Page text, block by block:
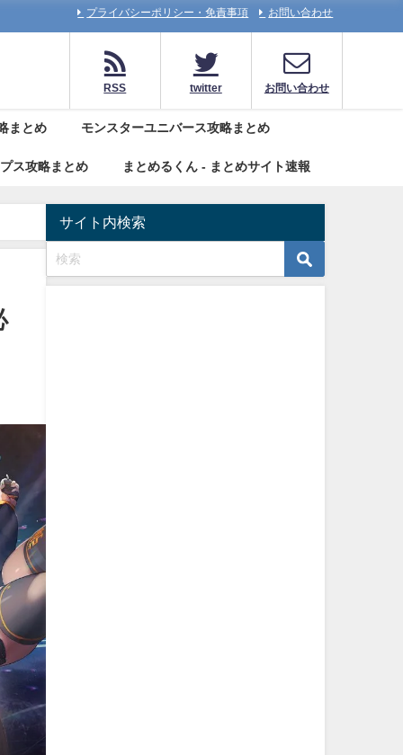
プライバシーポリシー・免責事項 お問い合わせ
RSS twitter お問い合わせ
まとめ モンスターユニバース攻略まとめ
ス攻略まとめ まとめるくん - まとめサイト速報
サイト内検索